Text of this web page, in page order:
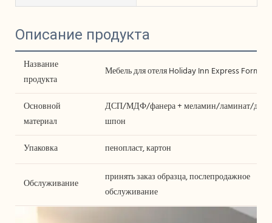
Описание продукта
Название
продукта
Мебель для отеля Holiday Inn Express
Основной
материал
ДСП/МДФ/фанера + меламин/ламинат/
шпон
Упаковка
пенопласт, картон
Обслуживание
принять заказ образца, послепродажное
обслуживание